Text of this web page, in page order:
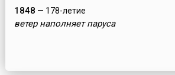
1848 — 178-летие
ветер наполняет паруса